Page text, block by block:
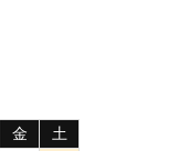
金
土